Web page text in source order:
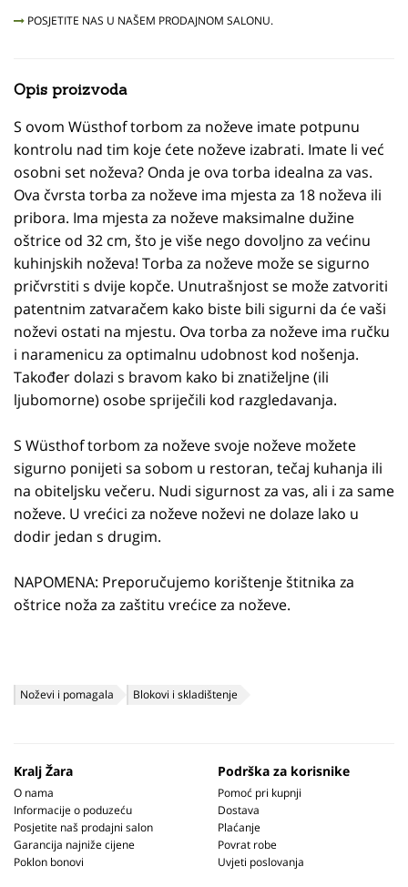
POSJETITE NAS U NAŠEM PRODAJNOM SALONU.
Opis proizvoda
S ovom Wüsthof torbom za noževe imate potpunu
kontrolu nad tim koje ćete noževe izabrati. Imate li već
osobni set noževa? Onda je ova torba idealna za vas.
Ova čvrsta torba za noževe ima mjesta za 18 noževa ili
pribora. Ima mjesta za noževe maksimalne dužine
oštrice od 32 cm, što je više nego dovoljno za većinu
kuhinjskih noževa! Torba za noževe može se sigurno
pričvrstiti s dvije kopče. Unutrašnjost se može zatvoriti
patentnim zatvaračem kako biste bili sigurni da će vaši
noževi ostati na mjestu. Ova torba za noževe ima ručku
i naramenicu za optimalnu udobnost kod nošenja.
Također dolazi s bravom kako bi znatiželjne (ili
ljubomorne) osobe spriječili kod razgledavanja.
S Wüsthof torbom za noževe svoje noževe možete
sigurno ponijeti sa sobom u restoran, tečaj kuhanja ili
na obiteljsku večeru. Nudi sigurnost za vas, ali i za same
noževe. U vrećici za noževe noževi ne dolaze lako u
dodir jedan s drugim.
NAPOMENA: Preporučujemo korištenje štitnika za
oštrice noža za zaštitu vrećice za noževe.
Noževi i pomagala Blokovi i skladištenje
Kralj Žara
O nama
Informacije o poduzeću
Posjetite naš prodajni salon
Garancija najniže cijene
Poklon bonovi
Podrška za korisnike
Pomoć pri kupnji
Dostava
Plaćanje
Povrat robe
Uvjeti poslovanja